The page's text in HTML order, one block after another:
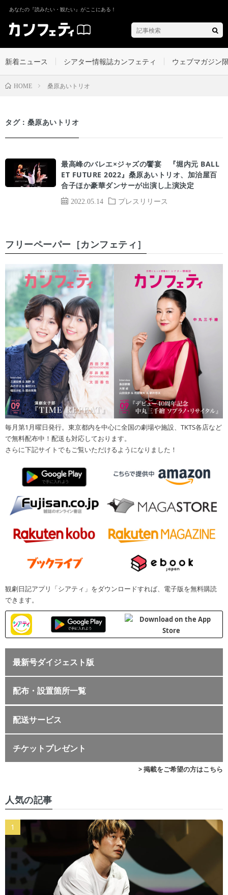
あなたの『読みたい・観たい』がここにある！
新着ニュース シアター情報誌カンフェティ ウェブマガジン
HOME 桑原あいトリオ
タグ：桑原あいトリオ
2022.05.14 プレスリリース
最高峰のバレエ×ジャズの饗宴 『堀内元 BALL
ET FUTURE 2022』桑原あいトリオ、加治屋百
合子ほか豪華ダンサーが出演し上演決定
フリーペーパー［カンフェティ］
毎月第1月曜日発行。東京都内を中心に全国の劇場や施設、TKTS各店など
で無料配布中！配送も対応しております。
さらに下記サイトでもご覧いただけるようになりました！
観劇日記アプリ「シアティ」をダウンロードすれば、電子版を無料購読
できます。
最新号ダイジェスト版
配布・設置箇所一覧
配送サービス
チケットプレゼント
> 掲載をご希望の方はこちら
人気の記事